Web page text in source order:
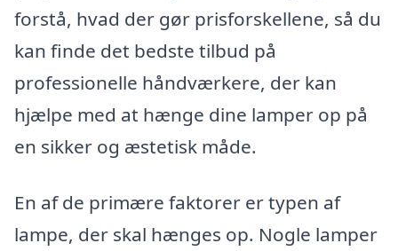
forstå, hvad der gør prisforskellene, så du
kan finde det bedste tilbud på
professionelle håndværkere, der kan
hjælpe med at hænge dine lamper op på
en sikker og æstetisk måde.
En af de primære faktorer er typen af
lampe, der skal hænges op. Nogle lamper